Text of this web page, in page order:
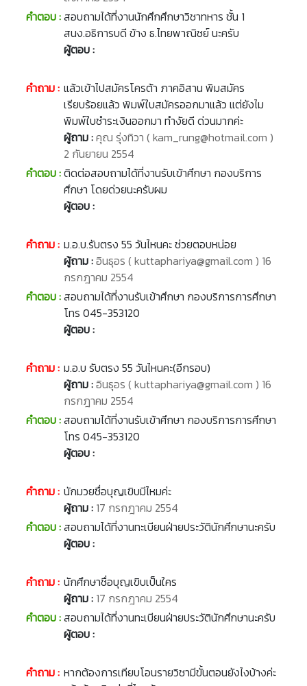
คำตอบ :สอบถามได้ที่งานนักศึกศึกษาวิชาทหาร ชั้น 1
สนง.อธิการบดี ข้าง ธ.ไทยพาณิชย์ นะครับ
ผู้ตอบ :
คำถาม : แล้วเข้าไปสมัครโครต้า ภาคอิสาน พิมสมัคร
เรียบร้อยแล้ว พิมพ์ใบสมัครออกมาแล้ว แต่ยังไม
พิมพ์ใบชำระเงินออกมา ทำงัยดี ด่วนมากค่ะ
ผู้ถาม :คุณ รุ่งทิวา ( kam_rung@hotmail.com )
2 กันยายน 2554
คำตอบ :ติดต่อสอบถามได้ที่งานรับเข้าศึกษา กองบริการ
ศึกษา โดยด่วยนะครับผม
ผู้ตอบ :
คำถาม : ม.อ.บ.รับตรง 55 วันไหนคะ ช่วยตอบหน่อย
ผู้ถาม :อินธุอร ( kuttaphariya@gmail.com ) 16
กรกฎาคม 2554
คำตอบ :สอบถามได้ที่งานรับเข้าศึกษา กองบริการการศึกษา
โทร 045-353120
ผู้ตอบ :
คำถาม : ม.อ.บ รับตรง 55 วันไหนคะ(อีกรอบ)
ผู้ถาม :อินธุอร ( kuttaphariya@gmail.com ) 16
กรกฎาคม 2554
คำตอบ :สอบถามได้ที่งานรับเข้าศึกษา กองบริการการศึกษา
โทร 045-353120
ผู้ตอบ :
คำถาม : นักมวยชื่อบุญเขิบมีไหมค่ะ
ผู้ถาม : 17 กรกฎาคม 2554
คำตอบ :สอบถามได้ที่งานทะเบียนฝ่ายประวัตินักศึกษานะครับ
ผู้ตอบ :
คำถาม : นักศึกษาชื่อบุญเขิบเป็นใคร
ผู้ถาม : 17 กรกฎาคม 2554
คำตอบ :สอบถามได้ที่งานทะเบียนฝ่ายประวัตินักศึกษานะครับ
ผู้ตอบ :
คำถาม : หากต้องการเทียบโอนรายวิชามีขั้นตอนยังไงบ้างค่ะ